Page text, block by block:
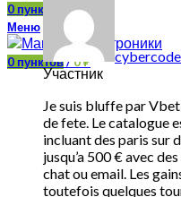
0 пунктов 0₽
Меню
0 пунктов/ 0₽
Участник
Je suis bluffe par
de fete. Le catalogue
incluant des paris sur
jusqu’a 500 € avec
chat ou email. Les
toutefois quelques